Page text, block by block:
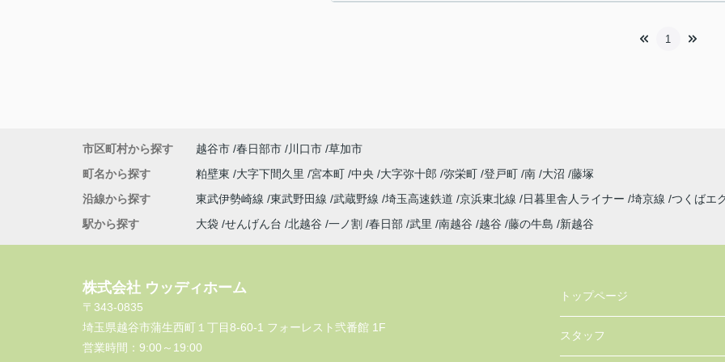
1
市区町村から探す 越谷市 春日部市 川口市 草加市
町名から探す
粕壁東 大字下間久里 宮本町 中央 大字弥十郎 弥栄町 登戸町 南 大沼 藤塚
沿線から探す
東武伊勢崎線 東武野田線 武蔵野線 埼玉高速鉄道 京浜東北線 日暮里舎人ライナー 埼京線 つくばエ
駅から探す
大袋 せんげん台 北越谷 一ノ割 春日部 武里 南越谷 越谷 藤の牛島 新越谷
株式会社 ウッディホーム
〒343-0835
埼玉県越谷市蒲生西町１丁目8-60-1 フォーレスト弐番館 1F
営業時間： 9:00～19:00
トップページ
スタッフ